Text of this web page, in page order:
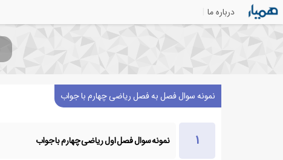
درباره ما
نمونه سوال فصل به فصل ریاضی چهارم با جواب
نمونه سوال فصل اول ریاضی چهارم با جواب